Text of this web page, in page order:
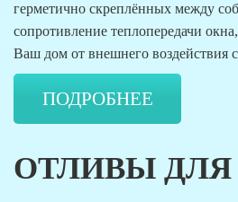
герметично скреплённых между
сопротивление теплопередачи
Ваш дом от внешнего воздействия
ПОДРОБНЕЕ
ОТЛИВЫ